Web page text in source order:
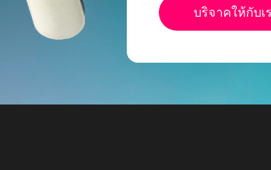
บริจาคให้กับเ